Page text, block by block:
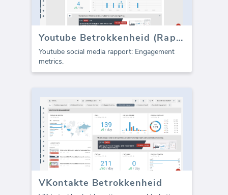
Youtube Betrokkenheid (Rapport)
Youtube social media rapport: Engagement
metrics.
VKontakte Betrokkenheid